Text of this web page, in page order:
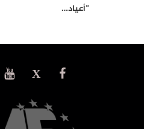
“أعياد…